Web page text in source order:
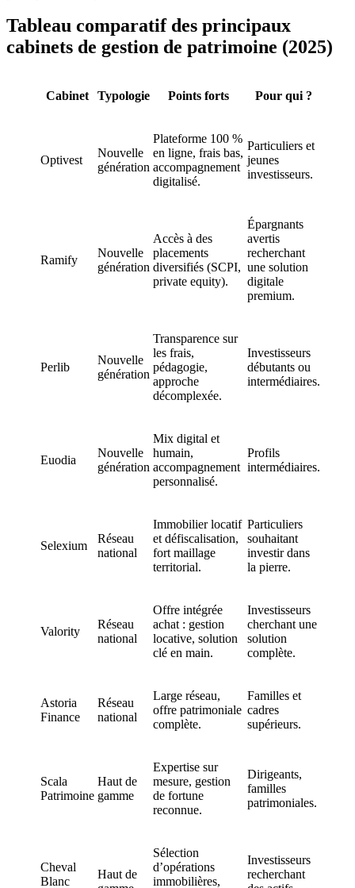
Tableau comparatif des principaux
cabinets de gestion de patrimoine (2025)
Cabinet Typologie Points forts Pour qui ?
Optivest
Nouvelle
génération
Plateforme 100 %
en ligne, frais bas,
accompagnement
digitalisé.
Particuliers et
jeunes
investisseurs.
Ramify
Nouvelle
génération
Accès à des
placements
diversifiés (SCPI,
private equity).
Épargnants
avertis
recherchant
une solution
digitale
premium.
Perlib
Nouvelle
génération
Transparence sur
les frais,
pédagogie,
approche
décomplexée.
Investisseurs
débutants ou
intermédiaires.
Euodia
Nouvelle
génération
Mix digital et
humain,
accompagnement
personnalisé.
Profils
intermédiaires.
Selexium
Réseau
national
Immobilier locatif
et défiscalisation,
fort maillage
territorial.
Particuliers
souhaitant
investir dans
la pierre.
Valority
Réseau
national
Offre intégrée
achat : gestion
locative, solution
clé en main.
Investisseurs
cherchant une
solution
complète.
Astoria
Finance
Réseau
national
Large réseau,
offre patrimoniale
complète.
Familles et
cadres
supérieurs.
Scala
Patrimoine
Haut de
gamme
Expertise sur
mesure, gestion
de fortune
reconnue.
Dirigeants,
familles
patrimoniales.
Cheval
Blanc
Haut de
Sélection
d’opérations
immobilières,
Investisseurs
recherchant